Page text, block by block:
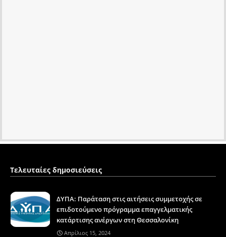
Τελευταίες δημοσιεύσεις
ΔΥΠΑ: Παράταση στις αιτήσεις συμμετοχής σε
επιδοτούμενο πρόγραμμα επαγγελματικής
κατάρτισης ανέργων στη Θεσσαλονίκη
Απρίλιος 15, 2024